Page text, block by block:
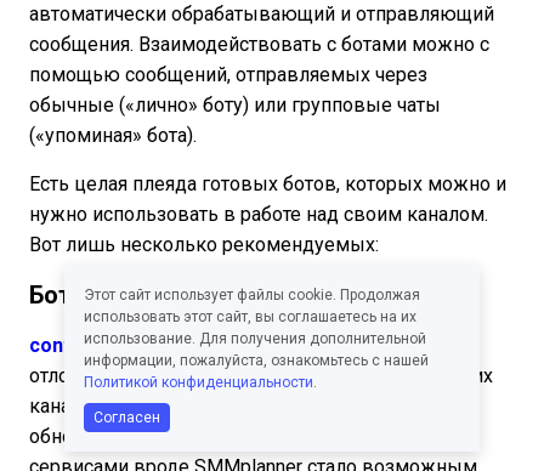
автоматически обрабатывающий и отправляющий
сообщения. Взаимодействовать с ботами можно с
помощью сообщений, отправляемых через
обычные («лично» боту) или групповые чаты
(«упоминая» бота).
Есть целая плеяда готовых ботов, которых можно и
нужно использовать в работе над своим каналом.
Вот лишь несколько рекомендуемых:
Боты для постинга
controllerbotпомогает создавать посты с
отложенной публикацией. Причем для нескольких
каналов в одном месте. С последними
обновлениями мессенджера и внешними
сервисами вроде SMMplanner стало возможным
Этот сайт использует файлы cookie. Продолжая
использовать этот сайт, вы соглашаетесь на их
использование. Для получения дополнительной
информации, пожалуйста, ознакомьтесь с нашей
Политикой конфиденциальности.
Согласен